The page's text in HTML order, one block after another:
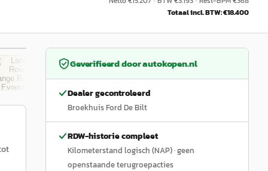
Totaal incl. BTW: €18.400
/42
Geverifieerd doorautokopen.nl
Dealer gecontroleerd
Broekhuis Ford De Bilt
RDW-historie compleet
Kilometerstand logisch (NAP)· geen
openstaande terugroepacties